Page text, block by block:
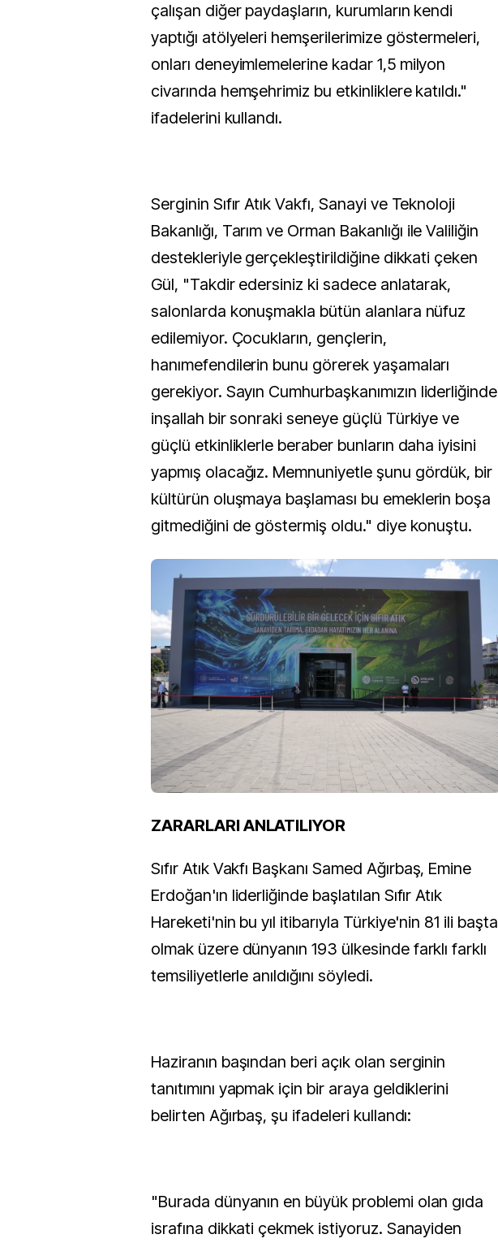
çalışan diğer paydaşların, kurumların kendi
yaptığı atölyeleri hemşerilerimize göstermeleri,
onları deneyimlemelerine kadar 1,5 milyon
civarında hemşehrimiz bu etkinliklere katıldı."
ifadelerini kullandı.
Serginin Sıfır Atık Vakfı, Sanayi ve Teknoloji
Bakanlığı, Tarım ve Orman Bakanlığı ile Valiliğin
destekleriyle gerçekleştirildiğine dikkati çeken
Gül, "Takdir edersiniz ki sadece anlatarak,
salonlarda konuşmakla bütün alanlara nüfuz
edilemiyor. Çocukların, gençlerin,
hanımefendilerin bunu görerek yaşamaları
gerekiyor. Sayın Cumhurbaşkanımızın liderliğinde
inşallah bir sonraki seneye güçlü Türkiye ve
güçlü etkinliklerle beraber bunların daha iyisini
yapmış olacağız. Memnuniyetle şunu gördük, bir
kültürün oluşmaya başlaması bu emeklerin boşa
gitmediğini de göstermiş oldu." diye konuştu.
ZARARLARI ANLATILIYOR
Sıfır Atık Vakfı Başkanı Samed Ağırbaş, Emine
Erdoğan'ın liderliğinde başlatılan Sıfır Atık
Hareketi'nin bu yıl itibarıyla Türkiye'nin 81 ili başta
olmak üzere dünyanın 193 ülkesinde farklı farklı
temsiliyetlerle anıldığını söyledi.
Haziranın başından beri açık olan serginin
tanıtımını yapmak için bir araya geldiklerini
belirten Ağırbaş, şu ifadeleri kullandı:
"Burada dünyanın en büyük problemi olan gıda
israfına dikkati çekmek istiyoruz. Sanayiden